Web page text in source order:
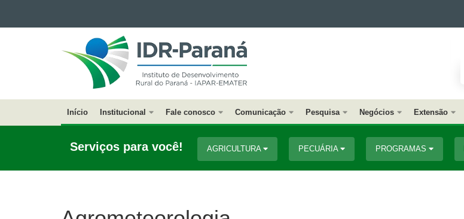
Ir para a navegação
Ir para a busca
INSTITUTO
DE
DESENVOLVIMENTO
RURAL
DO
PARANÁ
Navegação
Principal
Início Institucional Fale conosco Comunicação Pesquisa Negócios Extensão
Serviços para você! AGRICULTURA PECUÁRIA PROGRAMAS